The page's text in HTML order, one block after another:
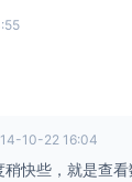
10-22 16:04
快些，就是查看